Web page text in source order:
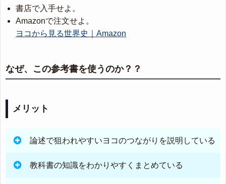
書店で入手せよ。
Amazonで注文せよ。
ヨコから見る世界史｜Amazon
なぜ、この参考書を使うのか？？
メリット
論述で狙われやすいヨコのつながりを説明している
教科書の知識をわかりやすくまとめている